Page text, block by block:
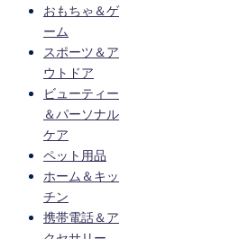
おもちゃ＆ゲ
ーム
スポーツ＆ア
ウトドア
ビューティー
＆パーソナル
ケア
ペット用品
ホーム＆キッ
チン
携帯電話＆ア